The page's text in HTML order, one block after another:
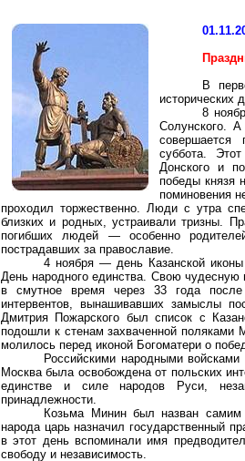
В
исторических
8
Солунского. А
совершается
суббота.
Донского и
победы князя
поминовения
проходил торжественно. Люди с утра
близких и родных, устраивали тризны.
погибших людей — особенно
пострадавших за православие.
4 ноября — день Казанской
День народного единства. Свою
в смутное время через 33 года после
интервентов, вынашивавших замыслы
Дмитрия Пожарского был список с
подошли к стенам захваченной поляками
молилось перед иконой Богоматери о
Российскими народными
Москва была освобождена от польских
единстве и силе народов Руси,
принадлежности.
КозьмаМинин был назван самим
народа царь назначил государственный
в этот день вспоминали имя
свободу и независимость.